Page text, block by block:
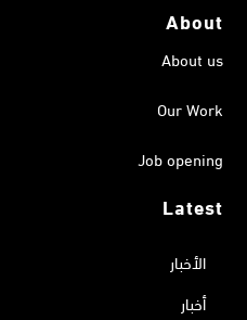
About
About us
Our Work
Job opening
Latest
الأخبار
أخبار